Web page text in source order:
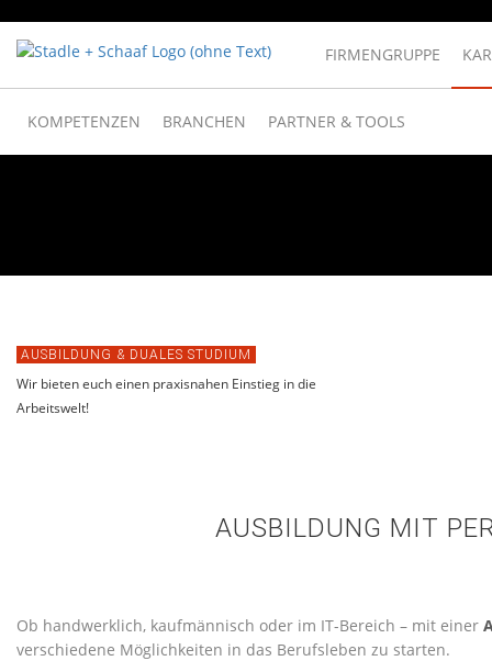
FIRMENGRUPPE
KOMPETENZEN BRANCHEN PARTNER & TOOLS
AUSBILDUNG & DUALES STUDIUM
Wir bieten euch einen praxisnahen Einstieg in die
Arbeitswelt!
AUSBILDUNG MIT
Ob handwerklich, kaufmännisch oder im IT-Bereich – mit einer
verschiedene Möglichkeiten in das Berufsleben zu starten.